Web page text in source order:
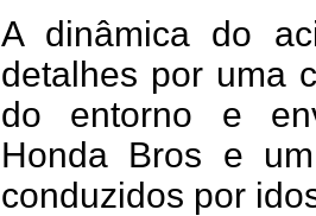
A dinâmica do
detalhes por uma
do entorno e
Honda Bros e
conduzidos por